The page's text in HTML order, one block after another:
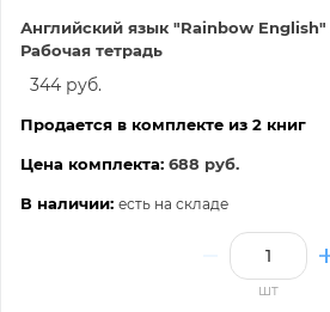
Английский язык "Rainbow English"
Рабочая тетрадь
344 руб.
Продается в комплекте из 2 книг
Цена комплекта: 688 руб.
В наличии: есть на складе
шт